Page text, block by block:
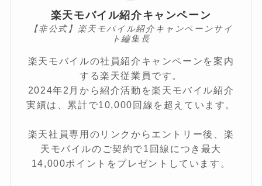
楽天モバイル紹介キャンペーン
【非公式】楽天モバイル紹介キャンペーンサイ
ト編集長
楽天モバイルの社員紹介キャンペーンを案内
する楽天従業員です。
2024年2月から紹介活動を楽天モバイル紹介
実績は、累計で10,000回線を超えています。
楽天社員専用のリンクからエントリー後、楽
天モバイルのご契約で1回線につき最大
14,000ポイントをプレゼントしています。